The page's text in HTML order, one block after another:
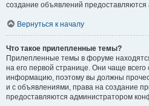
создание объявлений
Вернуться к началу
Что такое прилепленные темы?
Прилепленные темы в форуме
на его первой странице. Они чаще
информацию, поэтому вы должны
и с объявлениями, права на создание
предоставляются администратором